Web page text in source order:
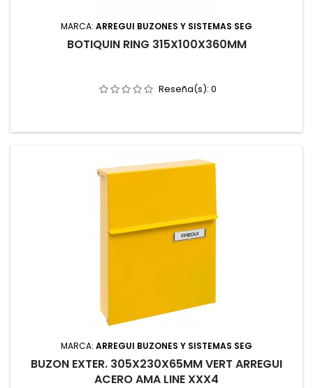
MARCA: ARREGUI BUZONES Y SISTEMAS SEG
BOTIQUIN RING 315X100X360MM
Reseña(s): 0
MARCA: ARREGUI BUZONES Y SISTEMAS SEG
BUZON EXTER. 305X230X65MM VERT ARREGUI
ACERO AMA LINE XXX4